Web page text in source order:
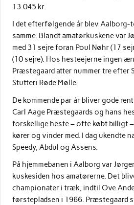
13.045 kr.
I det efterfølgende år blev
samme. Blandt amatørkuskene var
med 31 sejre foran Poul Nøhr (17
(10 sejre). Hos hesteejerne ingen
Præstegaard atter nummer tre efter
Stutteri Røde Mølle.
De kommende par år bliver gode
Carl Aage Præstegaards og hans
forskellige heste – ofte købt billigt
kører og vinder med. I dag ukendte
Speedy, Abdul og Assens.
På hjemmebanen i Aalborg var
kuskesiden hos amatørerne. Det
championater i træk, indtil Ove
førstepladsen i 1966. Præstegaard